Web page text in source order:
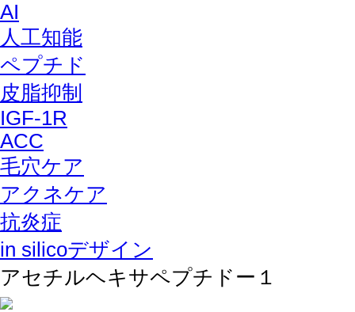
AI
人工知能
ペプチド
皮脂抑制
IGF-1R
ACC
毛穴ケア
アクネケア
抗炎症
in silicoデザイン
アセチルヘキサペプチドー１